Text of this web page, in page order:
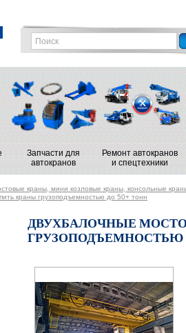
Запчасти для
автокранов
Ремонт автокранов
и спецтехники
краны, мини козловые краны, консольные
краны грузоподъемностью до 50+ тонн
ДВУХБАЛОЧНЫЕ
ГРУЗОПОДЪЕМНОСТЬЮ